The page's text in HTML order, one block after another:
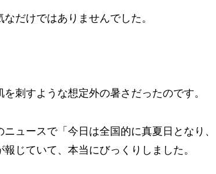
だけではありませんでした。
刺すような想定外の暑さだったのです。
ュースで「今日は全国的に真夏日となり、
じていて、本当にびっくりしました。